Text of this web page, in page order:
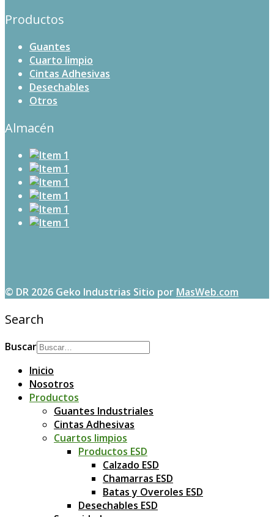
Productos
Guantes
Cuarto limpio
Cintas Adhesivas
Desechables
Otros
Almacén
© DR 2026 Geko Industrias Sitio por MasWeb.com
Search
Buscar
Inicio
Nosotros
Productos
Guantes Industriales
Cintas Adhesivas
Cuartos limpios
Productos ESD
Calzado ESD
Chamarras ESD
Batas y Overoles ESD
Desechables ESD